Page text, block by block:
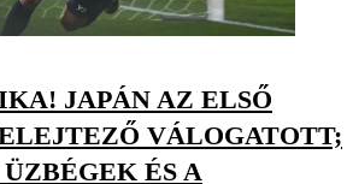
JAPÁN AZ ELSŐ
VÁLOGATOTT;
ÉS A